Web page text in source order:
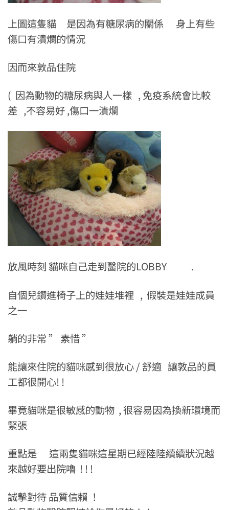
上圖這隻貓 是因為有糖尿病的關係 身上有些
傷口有潰爛的情況
因而來敦品住院
( 因為動物的糖尿病與人一樣 , 免疫系統會比較
差 ,不容易好 ,傷口一潰爛
放風時刻 貓咪自己走到醫院的LOBBY .
自個兒鑽進椅子上的娃娃堆裡 , 假裝是娃娃成員
之一
躺的非常 ” 素惜 ”
能讓來住院的貓咪感到很放心 / 舒適 讓敦品的員
工都很開心! !
畢竟貓咪是很敏感的動物 , 很容易因為換新環境而
緊張
重點是 這兩隻貓咪這星期已經陸陸續續狀況越
來越好要出院嚕 ! ! !
誠摯對待 品質信賴 ！